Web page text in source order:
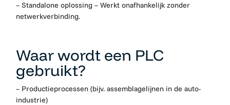
– Standalone oplossing – Werkt onafhankelijk zonder
netwerkverbinding.
Waar wordt een PLC
gebruikt?
– Productieprocessen (bijv. assemblagelijnen in de auto-
industrie)